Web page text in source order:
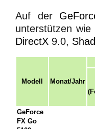
Auf der
unterstützen
DirectX 9.0,
Modell Monat/Jahr
GeForce
FX Go